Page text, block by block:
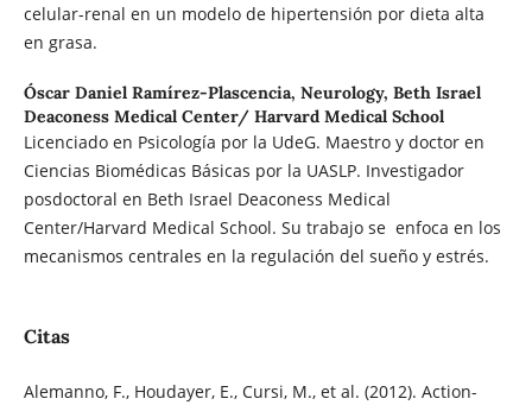
celular-renal en un modelo de hipertensión por dieta alta
en grasa.
Óscar Daniel Ramírez-Plascencia, Neurology, Beth Israel
Deaconess Medical Center/ Harvard Medical School
Licenciado en Psicología por la UdeG. Maestro y doctor en
Ciencias Biomédicas Básicas por la UASLP. Investigador
posdoctoral en Beth Israel Deaconess Medical
Center/Harvard Medical School. Su trabajo se enfoca en los
mecanismos centrales en la regulación del sueño y estrés.
Citas
Alemanno, F., Houdayer, E., Cursi, M., et al. (2012). Action-